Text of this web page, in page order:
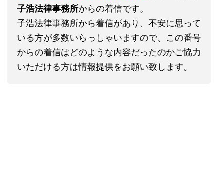
子浩法律事務所からの着信です。
子浩法律事務所から着信があり、不安に思って
いる方が多数いらっしゃいますので、この番号
からの着信はどのような内容だったのかご協力
いただける方は情報提供をお願い致します。